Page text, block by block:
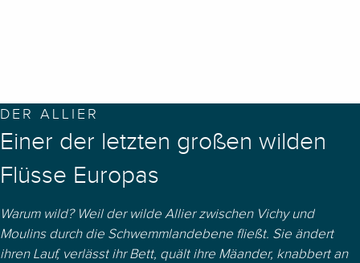
DER ALLIER
Einer der letzten großen wilden
Flüsse Europas
Warum wild? Weil der wilde Allier zwischen Vichy und
Moulins durch die Schwemmlandebene fließt. Sie ändert
ihren Lauf, verlässt ihr Bett, quält ihre Mäander, knabbert an